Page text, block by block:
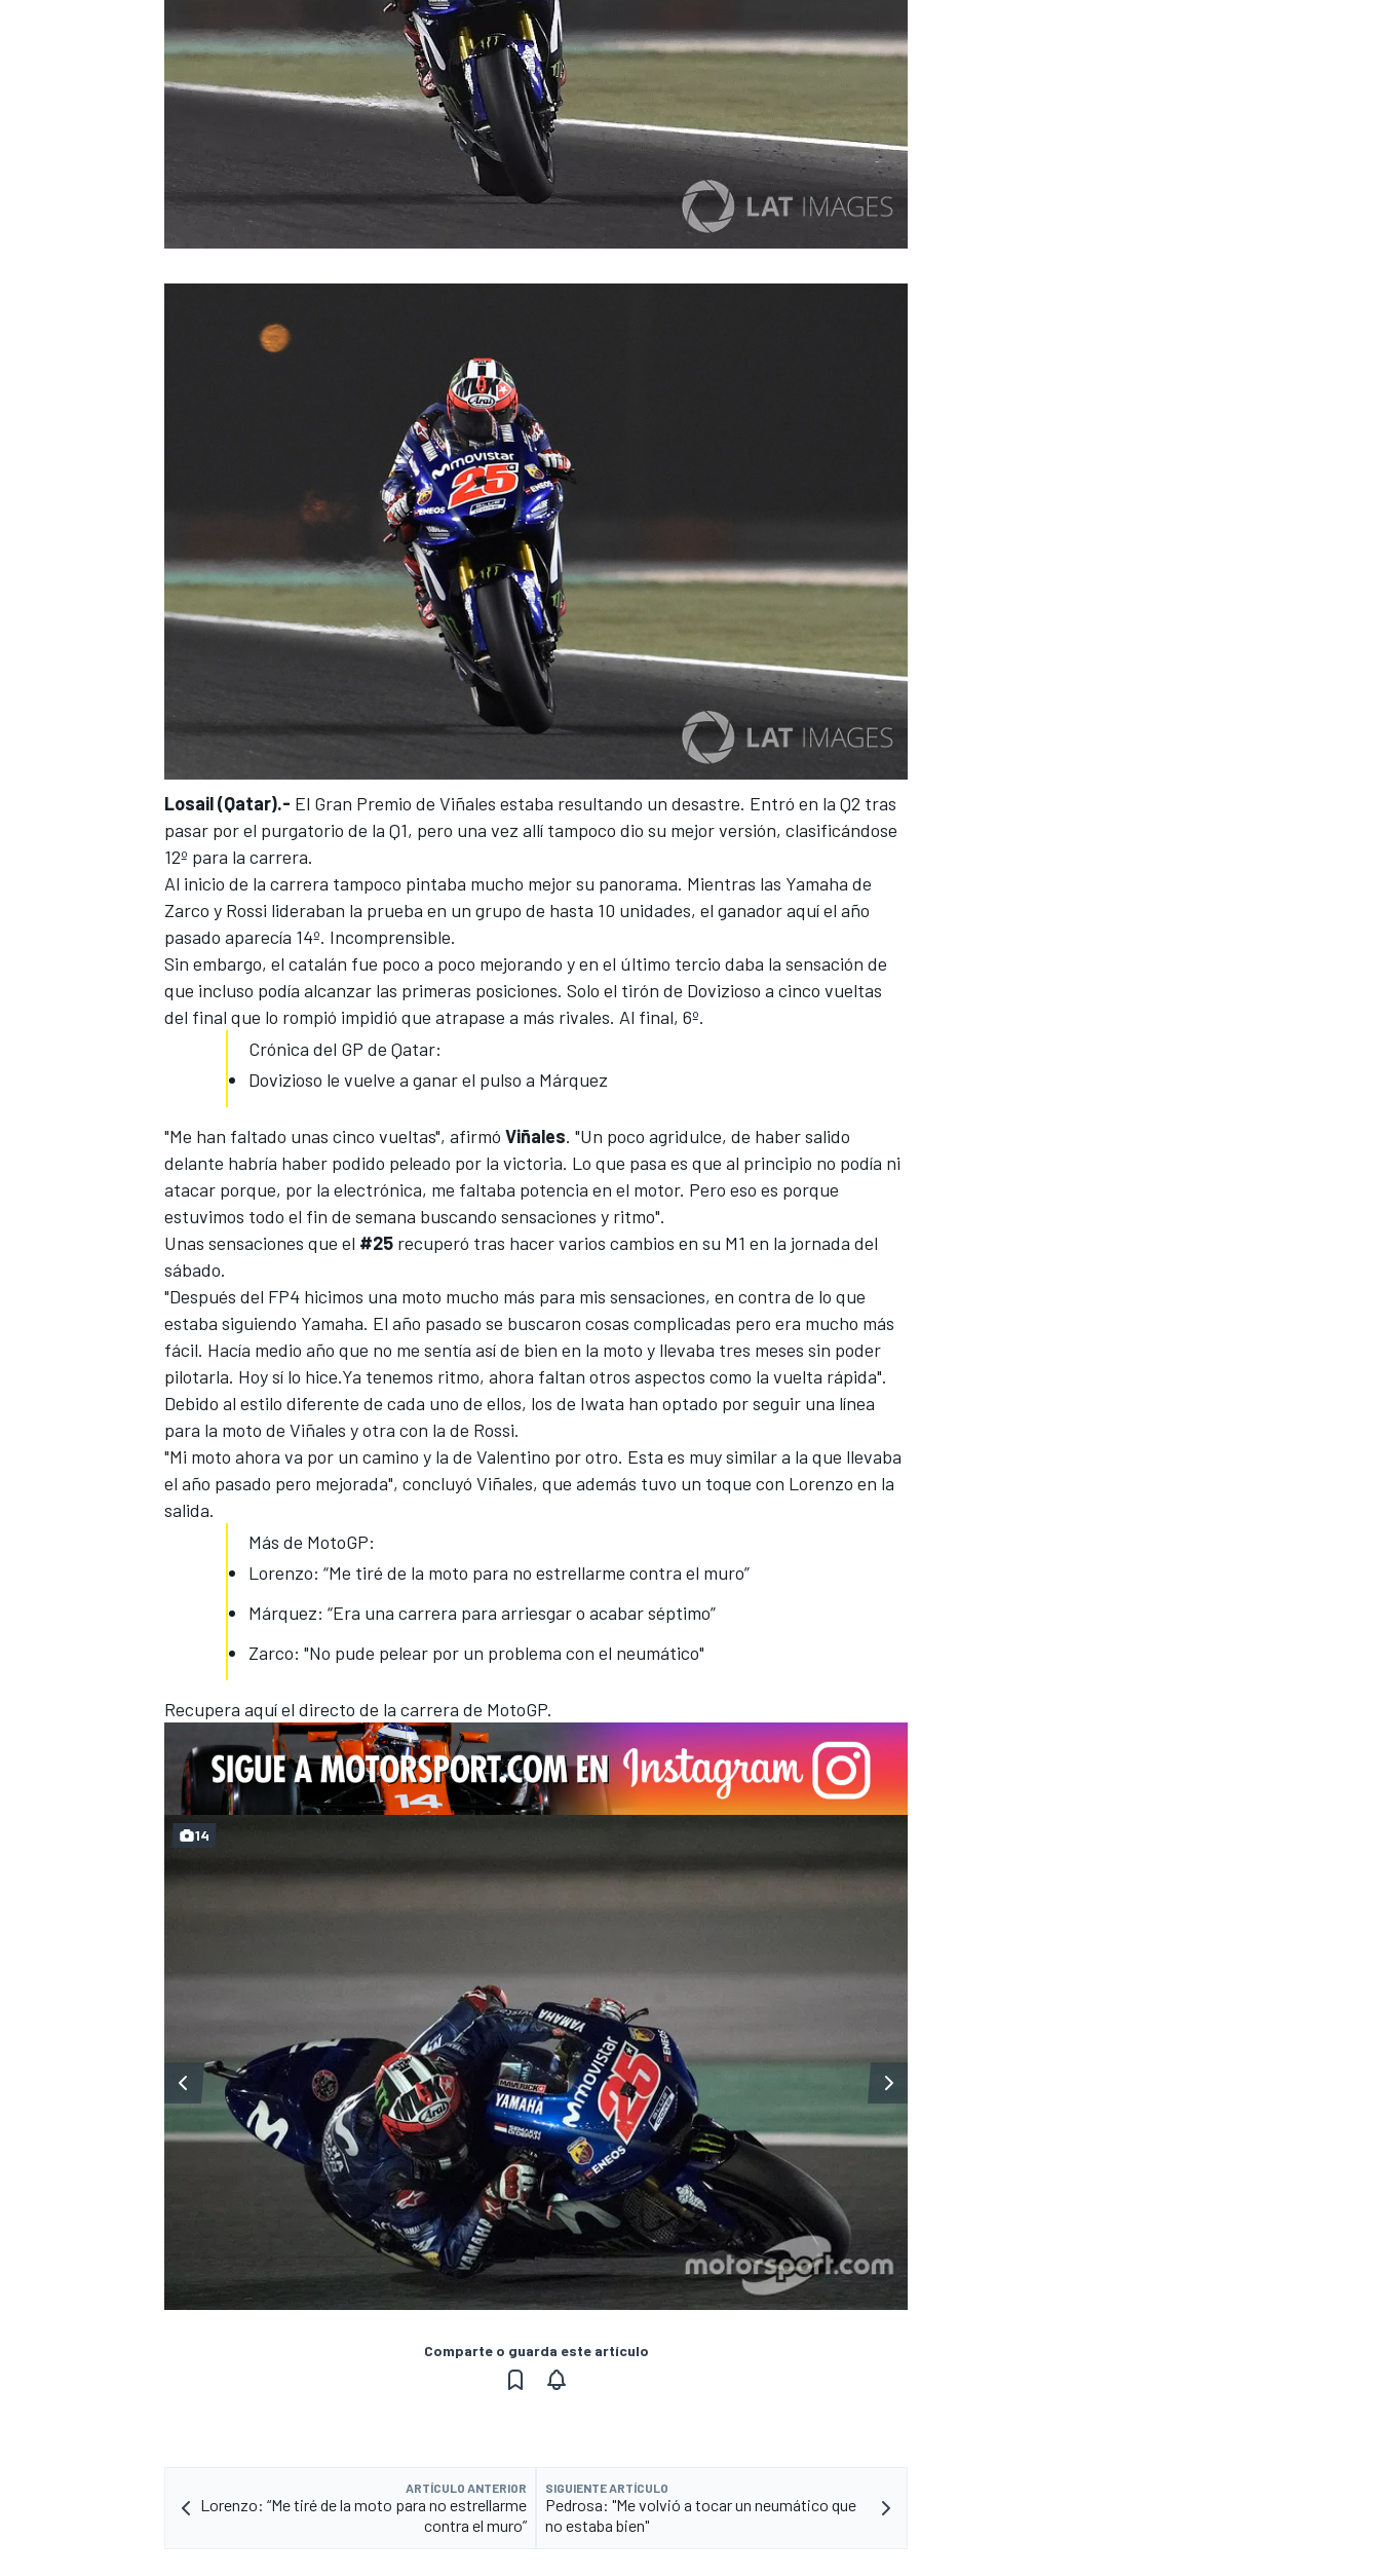
MÁS CATEGORÍAS
Losail (Qatar).- El Gran Premio de Viñales estaba resultando un desastre. Entró en la Q2 tras
pasar por el purgatorio de la Q1, pero una vez allí tampoco dio su mejor versión, clasificándose
12º para la carrera.
Al inicio de la carrera tampoco pintaba mucho mejor su panorama. Mientras las Yamaha de
Zarco y Rossi lideraban la prueba en un grupo de hasta 10 unidades, el ganador aquí el año
pasado aparecía 14º. Incomprensible.
Sin embargo, el catalán fue poco a poco mejorando y en el último tercio daba la sensación de
que incluso podía alcanzar las primeras posiciones. Solo el tirón de Dovizioso a cinco vueltas
del final que lo rompió impidió que atrapase a más rivales. Al final, 6º.
Crónica del GP de Qatar:
Dovizioso le vuelve a ganar el pulso a Márquez
"Me han faltado unas cinco vueltas", afirmó Viñales. "Un poco agridulce, de haber salido
delante habría haber podido peleado por la victoria. Lo que pasa es que al principio no podía ni
atacar porque, por la electrónica, me faltaba potencia en el motor. Pero eso es porque
estuvimos todo el fin de semana buscando sensaciones y ritmo".
Unas sensaciones que el #25 recuperó tras hacer varios cambios en su M1 en la jornada del
sábado.
"Después del FP4 hicimos una moto mucho más para mis sensaciones, en contra de lo que
estaba siguiendo Yamaha. El año pasado se buscaron cosas complicadas pero era mucho más
fácil. Hacía medio año que no me sentía así de bien en la moto y llevaba tres meses sin poder
pilotarla. Hoy sí lo hice.Ya tenemos ritmo, ahora faltan otros aspectos como la vuelta rápida".
Debido al estilo diferente de cada uno de ellos, los de Iwata han optado por seguir una línea
para la moto de Viñales y otra con la de Rossi.
"Mi moto ahora va por un camino y la de Valentino por otro. Esta es muy similar a la que llevaba
el año pasado pero mejorada", concluyó Viñales, que además tuvo un toque con Lorenzo en la
salida.
Más de MotoGP:
Lorenzo: “Me tiré de la moto para no estrellarme contra el muro”
Márquez: “Era una carrera para arriesgar o acabar séptimo”
Zarco: "No pude pelear por un problema con el neumático"
Recupera aquí el directo de la carrera de MotoGP.
14
Comparte o guarda este artículo
ARTÍCULO ANTERIOR
Lorenzo: “Me tiré de la moto para no estrellarme
contra el muro”
SIGUIENTE ARTÍCULO
Pedrosa: "Me volvió a tocar un neumático que
no estaba bien"